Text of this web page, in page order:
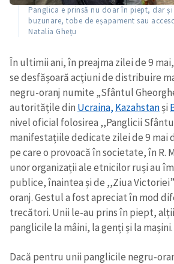
Pan­glica e prinsă nu doar în piept, dar
buzu­nare, tobe de eșa­pa­ment sau
Nata­lia Ghețu
În ultimii ani, în preajma zilei de 9 mai,
se desfășoară acţiuni de distribuire
negru-oranj numite „Sfântul
autoritățile din Ucraina,Kazahstanși
nivel oficial folosirea ,,Panglicii
manifestațiile dedicate zilei de 9 mai
pe care o provoacă în societate, în R.
unor organizații ale etnicilor ruși au
publice, înaintea și de ,,Ziua
oranj. Gestul a fost apreciat în mod
trecători. Unii le-au prins în piept,
panglicile la mâini, la genți și la mașini.
Dacă pentru unii panglicile negru-